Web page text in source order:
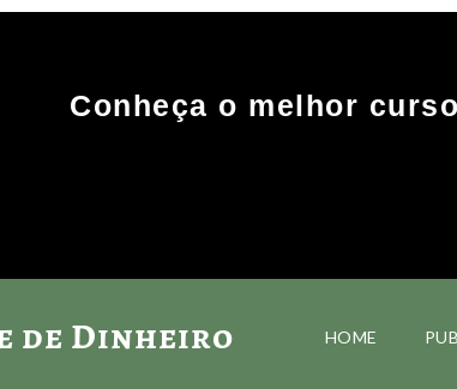
Conheça o melhor
de Dinheiro HOME